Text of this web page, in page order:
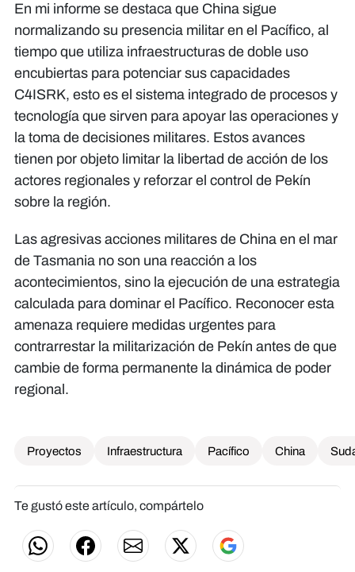
En mi informe se destaca que China sigue
normalizando su presencia militar en el Pacífico, al
tiempo que utiliza infraestructuras de doble uso
encubiertas para potenciar sus capacidades
C4ISRK, esto es el sistema integrado de procesos y
tecnología que sirven para apoyar las operaciones y
la toma de decisiones militares. Estos avances
tienen por objeto limitar la libertad de acción de los
actores regionales y reforzar el control de Pekín
sobre la región.
Las agresivas acciones militares de China en el mar
de Tasmania no son una reacción a los
acontecimientos, sino la ejecución de una estrategia
calculada para dominar el Pacífico. Reconocer esta
amenaza requiere medidas urgentes para
contrarrestar la militarización de Pekín antes de que
cambie de forma permanente la dinámica de poder
regional.
Proyectos Infraestructura Pacífico China
Te gustó este artículo, compártelo